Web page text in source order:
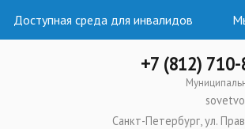
Доступная среда для инвалидов
+7 (812)
Санкт-Петербург, ул.